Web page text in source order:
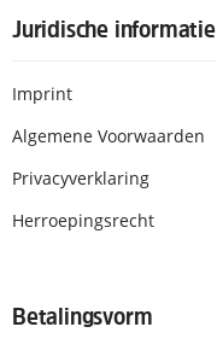
Juridische informatie
Imprint
Algemene Voorwaarden
Privacyverklaring
Herroepingsrecht
Betalingsvorm